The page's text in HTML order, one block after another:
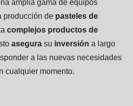
amplia gama de equipos
producción de pasteles de
complejos productos de
asegura su inversión a largo
a las nuevas necesidades
cualquier momento.